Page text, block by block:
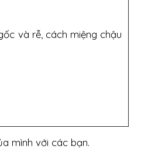
và rễ, cách miệng chậu
mình với các bạn.